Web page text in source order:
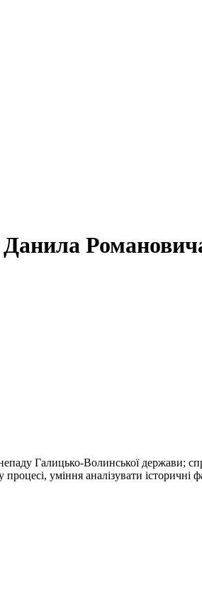
Галицько-Волинської держави;
уміння аналізувати історичні